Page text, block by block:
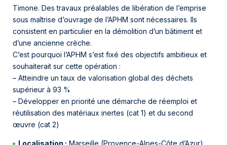
Timone. Des travaux préalables de libération de l’emprise
sous maîtrise d’ouvrage de l’APHM sont nécessaires. Ils
consistent en particulier en la démolition d’un bâtiment et
d’une ancienne crèche.
C’est pourquoi l’APHM s’est fixé des objectifs ambitieux et
souhaiterait sur cette opération :
– Atteindre un taux de valorisation global des déchets
supérieur à 93 %
– Développer en priorité une démarche de réemploi et
réutilisation des matériaux inertes (cat 1) et du second
œuvre (cat 2)